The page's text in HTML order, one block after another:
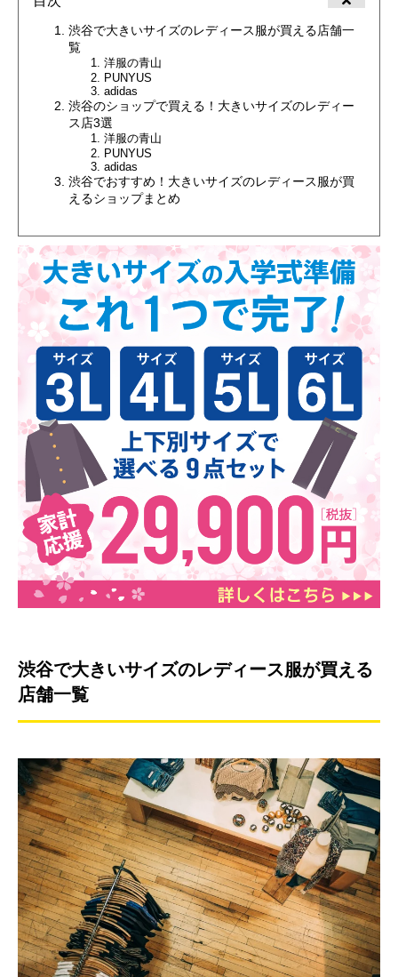
渋谷で大きいサイズのレディース服が買える店舗一
覧
洋服の青山
PUNYUS
adidas
渋谷のショップで買える！大きいサイズのレディー
ス店3選
洋服の青山
PUNYUS
adidas
渋谷でおすすめ！大きいサイズのレディース服が買
えるショップまとめ
渋谷で大きいサイズのレディース服が買える
店舗一覧